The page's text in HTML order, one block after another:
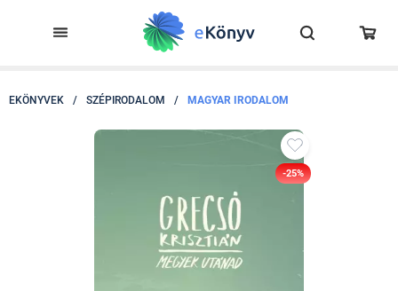
EKÖNYVEK / SZÉPIRODALOM / MAGYAR IRODALOM
-25%